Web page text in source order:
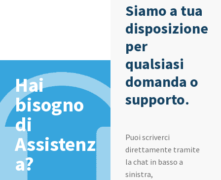
Hai
bisogno
di
Assistenz
a?
Siamo a tua
disposizione
per
qualsiasi
domanda o
supporto.
Puoi scriverci
direttamente tramite
la chat in basso a
sinistra,